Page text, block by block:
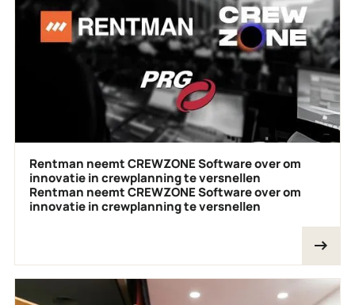
Rentman neemt CREWZONE Software over om
innovatie in crewplanning te versnellen
Rentman neemt CREWZONE Software over om
innovatie in crewplanning te versnellen